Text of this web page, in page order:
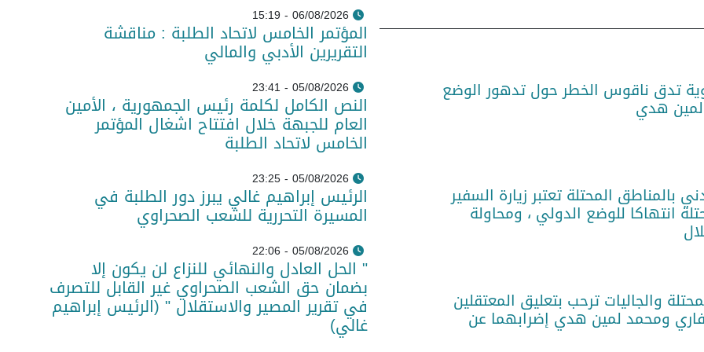
تدق ناقوس الخطر حول تدهور الوضع
هدي
بالمناطق المحتلة تعتبر زيارة السفير
انتهاكا للوضع الدولي ، ومحاولة
والجاليات ترحب بتعليق المعتقلين
ومحمد لمين هدي إضرابهما عن
06/08/2026 - 15:19
المؤتمر الخامس لاتحاد الطلبة : مناقشة
التقريرين الأدبي والمالي
05/08/2026 - 23:41
النص الكامل لكلمة رئيس الجمهورية ، الأمين
العام للجبهة خلال افتتاح اشغال المؤتمر
الخامس لاتحاد الطلبة
05/08/2026 - 23:25
الرئيس إبراهيم غالي يبرز دور الطلبة في
المسيرة التحررية للشعب الصحراوي
05/08/2026 - 22:06
" الحل العادل والنهائي للنزاع لن يكون إلا
بضمان حق الشعب الصحراوي غير القابل للتصرف
في تقرير المصير والاستقلال " (الرئيس إبراهيم
غالي)